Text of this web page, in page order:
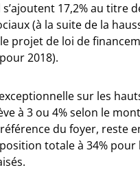
17,2% au titre
(à la suite de la
projet de loi de
2018).
sur les
à 3 ou 4% selon le
du foyer, reste
totale à 34% pour